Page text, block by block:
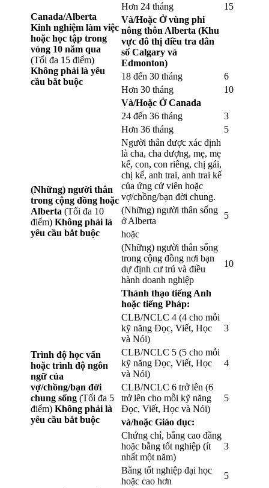
Canada/Alberta
Kinh nghiệm làm việc
hoặc học tập trong
vòng 10 năm qua
(Tối đa 15 điểm)
Không phải là yêu
cầu bắt buộc
Hơn 24 tháng
15
Và/Hoặc Ở vùng phi
nông thôn Alberta (Khu
vực đô thị điều tra dân
số Calgary và
Edmonton)
18 đến 30 tháng
6
Hơn 30 tháng
10
Và/Hoặc Ở Canada
24 đến 36 tháng
3
Hơn 36 tháng
5
(Những) người thân
trong cộng đồng hoặc
Alberta (Tối đa 10
điểm) Không phải là
yêu cầu bắt buộc
Người thân được xác định
là cha, cha dượng, mẹ, mẹ
kế, con, con riêng, chị gái,
chị kế, anh trai, anh trai kế
của ứng cử viên hoặc
vợ/chồng/bạn đời chung.
(Những) người thân sống
ở Alberta
5
hoặc
(Những) người thân sống
trong cộng đồng nơi bạn
dự định cư trú và điều
hành doanh nghiệp
10
Trình độ học vấn
hoặc trình độ ngôn
ngữ của
vợ/chồng/bạn đời
chung sống (Tối đa 5
điểm) Không phải là
yêu cầu bắt buộc
Thành thạo tiếng Anh
hoặc tiếng Pháp:
CLB/NCLC 4 (4 cho mỗi
kỹ năng Đọc, Viết, Học
và Nói)
3
CLB/NCLC 5 (5 cho mỗi
kỹ năng Đọc, Viết, Học
và Nói)
4
CLB/NCLC 6 trở lên (6
trở lên cho mỗi kỹ năng
Đọc, Viết, Học và Nói)
5
và/hoặc Giáo dục:
Chứng chỉ, bằng cao đẳng
hoặc bằng tốt nghiệp (ít
nhất một năm)
3
Bằng tốt nghiệp đại học
hoặc cao hơn
5